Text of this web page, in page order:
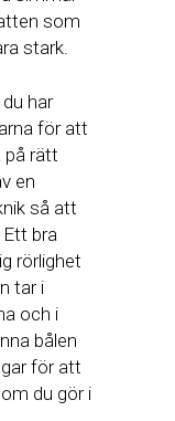
som
stark.
har
för att
på rätt
en
så att
Ett bra
rörlighet
tar i
och i
bålen
för att
du gör i